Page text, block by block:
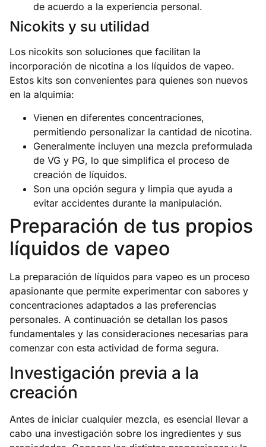
de acuerdo a la experiencia personal.
Nicokits y su utilidad
Los nicokits son soluciones que facilitan la
incorporación de nicotina a los líquidos de vapeo.
Estos kits son convenientes para quienes son nuevos
en la alquimia:
Vienen en diferentes concentraciones,
permitiendo personalizar la cantidad de nicotina.
Generalmente incluyen una mezcla preformulada
de VG y PG, lo que simplifica el proceso de
creación de líquidos.
Son una opción segura y limpia que ayuda a
evitar accidentes durante la manipulación.
Preparación de tus propios
líquidos de vapeo
La preparación de líquidos para vapeo es un proceso
apasionante que permite experimentar con sabores y
concentraciones adaptados a las preferencias
personales. A continuación se detallan los pasos
fundamentales y las consideraciones necesarias para
comenzar con esta actividad de forma segura.
Investigación previa a la
creación
Antes de iniciar cualquier mezcla, es esencial llevar a
cabo una investigación sobre los ingredientes y sus